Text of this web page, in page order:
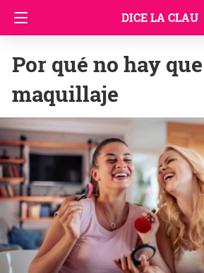
DICE LA CLAU
Por qué no hay
maquillaje